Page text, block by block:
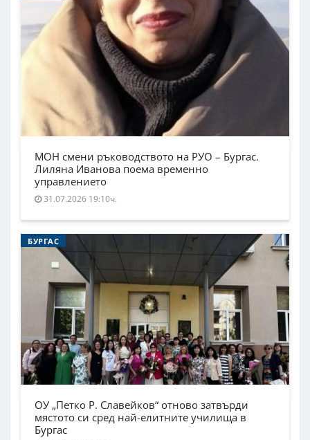
МОН смени ръководството на РУО – Бургас.
Лиляна Иванова поема временно
управлението
31.07.2026 19:10ч.
БУРГАС
ОУ „Петко Р. Славейков“ отново затвърди
мястото си сред най-елитните училища в
Бургас